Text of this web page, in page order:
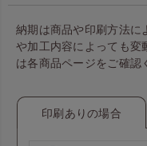
納期は商品や印刷方法に
や加工内容によっても変
は各商品ページをご確認
印刷ありの場合